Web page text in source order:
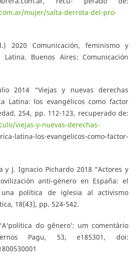
mujer/salta-derrota-del-pro-
2020 Comunicación, feminismo y
Buenos Aires: Comunicación
2014 “Viejas y nuevas derechas
Latina: los evangélicos como factor
254, pp. 112-123, recuperado de:
viejas-y-nuevas-derechas-
latina-los-evangelicos-como-factor-
y J. Ignacio Pichardo 2018 “Actores y
anti-género en España: el
una política de iglesia al activismo
18(43), pp. 524-542.
do gênero’: um comentário
Pagu, 53, e185301, doi: